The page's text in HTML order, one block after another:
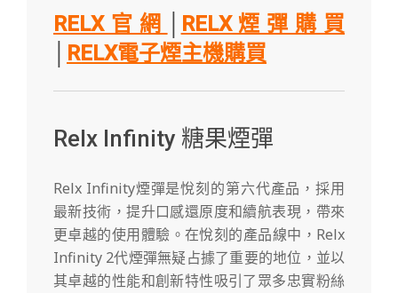
RELX官網
RELX煙彈購買
RELX電子煙主機購買
Relx Infinity 糖果煙彈
Relx Infinity煙彈是悅刻的第六代產品，採用
最新技術，提升口感還原度和續航表現，帶來
更卓越的使用體驗。在悅刻的產品線中，Relx
Infinity 2代煙彈無疑占據了重要的地位，並以
其卓越的性能和創新特性吸引了眾多忠實粉絲